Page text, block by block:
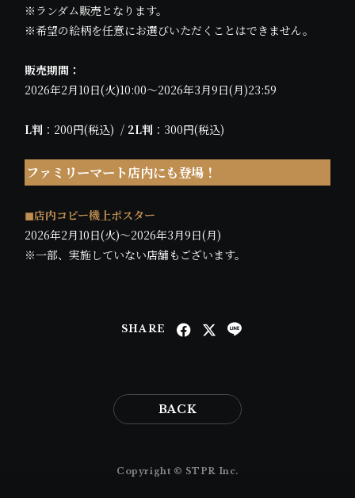
※ランダム販売となります。
※希望の絵柄を任意にお選びいただくことはできません。
販売期間：
2026年2月10日(火)10:00～2026年3月9日(月)23:59
L判 ：200円(税込) / 2L判 ：300円(税込)
ファミリーマート店内にも登場！
◼店内コピー機上ポスター
2026年2月10日(火)〜2026年3月9日(月)
※一部、実施していない店舗もございます。
SHARE
BACK
Copyright © STPR Inc.